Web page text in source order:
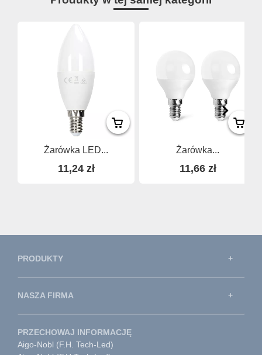
Żarówka LED...
11,24 zł
Żarówka...
11,66 zł
PRODUKTY
NASZA FIRMA
PRZECHOWAJ INFORMACJĘ
Aigo-Nobl (F.H. Tech-Led)